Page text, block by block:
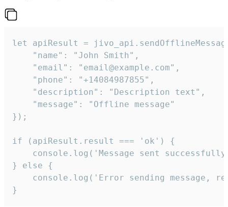
let apiResult =
    "name": "John Smith",
    "email": "email@example.com",
    "phone": "+14084987855",
    "description": "Description text",
    "message": "Offline message"
});
if (apiResult.result === 'ok') {
console.log('Message sent
} else {
console.log('Error sending message,
}